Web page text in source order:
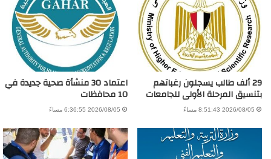
29 ألف طالب يسجلون رغباتهم
بتنسيق المرحلة الأولى للجامعات
2026/08/05 8:51:43 مساءً
اعتماد 30 منشأة صحية جديدة في
10 محافظات
2026/08/05 6:36:55 مساءً